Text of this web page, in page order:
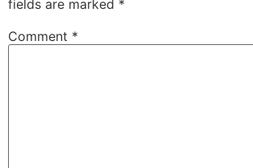
fields are marked *
Comment *